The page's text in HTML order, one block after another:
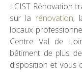
LCIST Rénovation
sur la rénovation,
locaux
Centre Val de
bâtiment de plus
disposition et vous